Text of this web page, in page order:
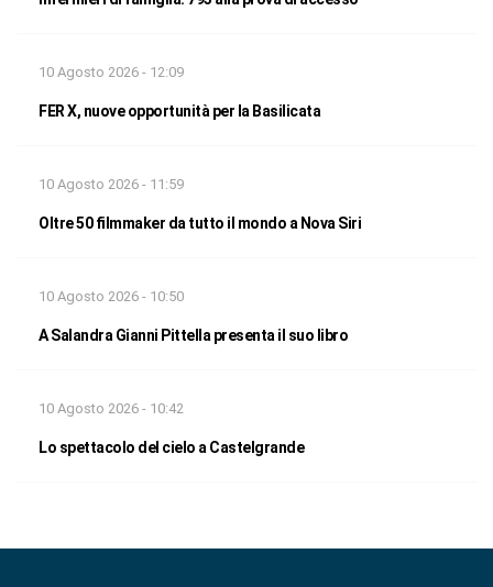
10 Agosto 2026 - 12:09
FER X, nuove opportunità per la Basilicata
10 Agosto 2026 - 11:59
Oltre 50 filmmaker da tutto il mondo a Nova Siri
10 Agosto 2026 - 10:50
A Salandra Gianni Pittella presenta il suo libro
10 Agosto 2026 - 10:42
Lo spettacolo del cielo a Castelgrande